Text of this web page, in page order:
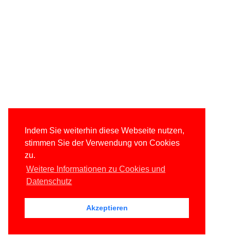
Indem Sie weiterhin diese Webseite nutzen,
stimmen Sie der Verwendung von Cookies
zu.
Weitere Informationen zu Cookies und
Datenschutz
Akzeptieren